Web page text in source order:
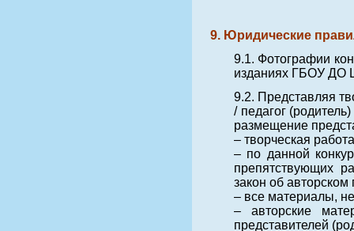
9. Юридические
9.1. Фотографии
изданиях ГБОУ ДО
9.2. Представляя
/ педагог
размещение
– творческая
– по данной
препятствующих
закон об авторском
– все материалы,
– авторские
представителей